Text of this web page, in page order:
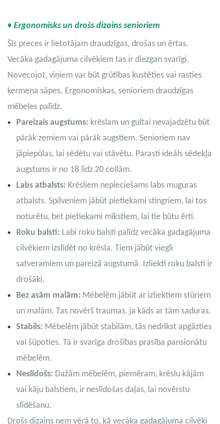
♦ Ergonomisks un drošs dizains senioriem
Šīs preces ir lietotājam draudzīgas, drošas un ērtas.
Vecāka gadagājuma cilvēkiem tas ir diezgan svarīgi.
Novecojot, viņiem var būt grūtības kustēties vai rasties
ķermeņa sāpes. Ergonomiskas, senioriem draudzīgas
mēbeles palīdz.
Pareizais augstums: krēslam un gultai nevajadzētu būt
pārāk zemiem vai pārāk augstiem. Senioriem nav
jāpiepūlas, lai sēdētu vai stāvētu. Parasti ideāls sēdekļa
augstums ir no 18 līdz 20 collām.
Labs atbalsts: Krēsliem nepieciešams labs muguras
atbalsts. Spilveniem jābūt pietiekami stingriem, lai tos
noturētu, bet pietiekami mīkstiem, lai tie būtu ērti.
Roku balsti: Labi roku balsti palīdz vecāka gadagājuma
cilvēkiem izslīdēt no krēsla. Tiem jābūt viegli
satveramiem un pareizā augstumā. Izliekti roku balsti ir
drošāki.
Bez asām malām: Mēbelēm jābūt ar izliektiem stūriem
un malām. Tas novērš traumas, ja kāds ar tām saduras.
Stabils: Mēbelēm jābūt stabilām, tās nedrīkst apgāzties
vai šūpoties. Tā ir svarīga drošības prasība pansionātu
mēbelēm.
Neslīdošs: Dažām mēbelēm, piemēram, krēslu kājām
vai kāju balstiem, ir neslīdošas daļas, lai novērstu
slīdēšanu.
Drošs dizains ņem vērā to, kā vecāka gadagājuma cilvēki